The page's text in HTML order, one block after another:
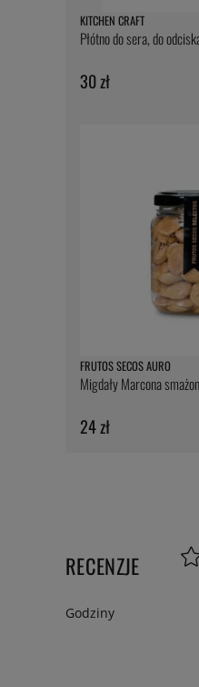
KITCHEN CRAFT
Płótno do sera, do
30 zł
FRUTOS SECOS AURO
Migdały Marcona
24 zł
RECENZJE
Godziny